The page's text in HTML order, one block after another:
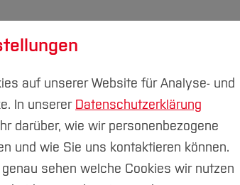
& Transfer
Neuerungen TYPO3 V13
auf unserer Website für Analyse- und
In unserer Datenschutzerklärung
darüber, wie wir personenbezogene
und wie Sie uns kontaktieren können.
sehen welche Cookies wir nutzen